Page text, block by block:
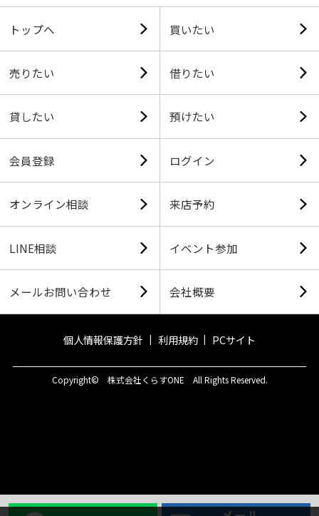
トップへ 買いたい
売りたい 借りたい
貸したい 預けたい
会員登録 ログイン
オンライン相談 来店予約
LINE相談 イベント参加
メールお問い合わせ 会社概要
個人情報保護方針 利用規約 PCサイト
Copyright© 株式会社くらすONE All Rights Reserved.